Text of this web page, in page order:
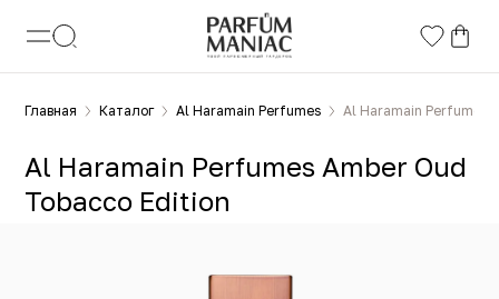
Главная Каталог Al Haramain Perfumes Al Haramain Perfumes
Al Haramain Perfumes Amber Oud
Tobacco Edition